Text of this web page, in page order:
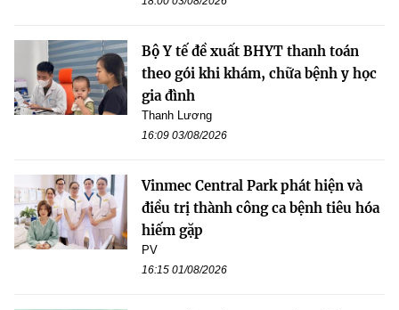
Bộ Y tế đề xuất BHYT thanh toán
theo gói khi khám, chữa bệnh y học
gia đình
Thanh Lương
16:09 03/08/2026
Vinmec Central Park phát hiện và
điều trị thành công ca bệnh tiêu hóa
hiếm gặp
PV
16:15 01/08/2026